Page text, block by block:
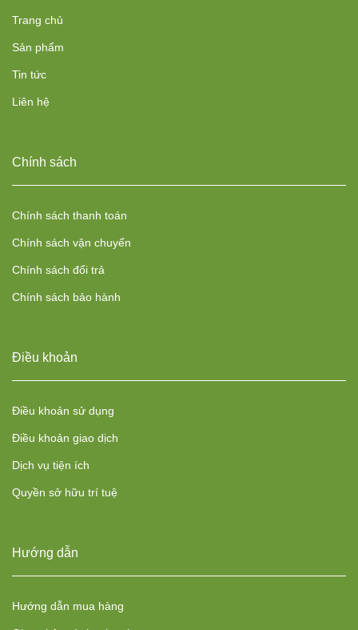
Trang chủ
Sản phẩm
Tin tức
Liên hệ
Chính sách
Chính sách thanh toán
Chính sách vận chuyển
Chính sách đổi trả
Chính sách bảo hành
Điều khoản
Điều khoản sử dụng
Điều khoản giao dịch
Dịch vụ tiện ích
Quyền sở hữu trí tuệ
Hướng dẫn
Hướng dẫn mua hàng